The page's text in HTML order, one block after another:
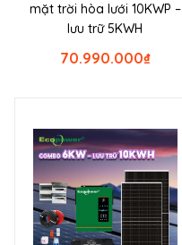
mặt trời hòa lưới 10KWP –
lưu trữ 5KWH
₫
70.990.000